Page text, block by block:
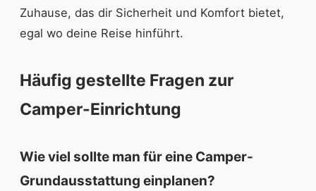
Zuhause, das dir Sicherheit und Komfort bietet,
egal wo deine Reise hinführt.
Häufig gestellte Fragen zur
Camper-Einrichtung
Wie viel sollte man für eine Camper-
Grundausstattung einplanen?